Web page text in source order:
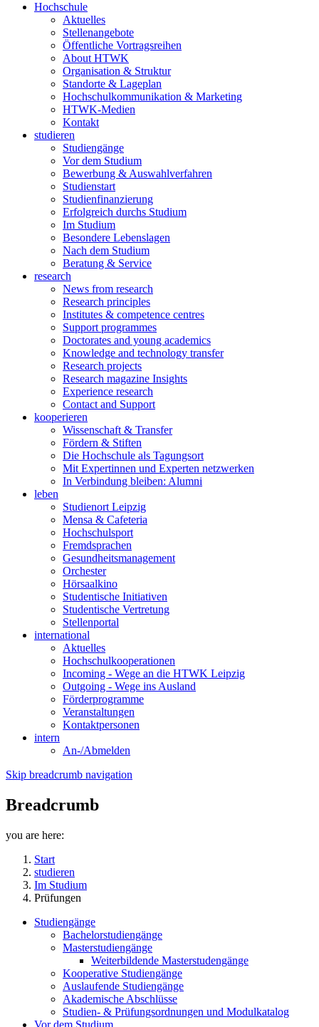
Hochschule
Aktuelles
Stellenangebote
Öffentliche Vortragsreihen
About HTWK
Organisation & Struktur
Standorte & Lageplan
Hochschulkommunikation & Marketing
HTWK-Medien
Kontakt
studieren
Studiengänge
Vor dem Studium
Bewerbung & Auswahlverfahren
Studienstart
Studienfinanzierung
Erfolgreich durchs Studium
Im Studium
Besondere Lebenslagen
Nach dem Studium
Beratung & Service
research
News from research
Research principles
Institutes & competence centres
Support programmes
Doctorates and young academics
Knowledge and technology transfer
Research projects
Research magazine Insights
Experience research
Contact and Support
kooperieren
Wissenschaft & Transfer
Fördern & Stiften
Die Hochschule als Tagungsort
Mit Expertinnen und Experten netzwerken
In Verbindung bleiben: Alumni
leben
Studienort Leipzig
Mensa & Cafeteria
Hochschulsport
Fremdsprachen
Gesundheitsmanagement
Orchester
Hörsaalkino
Studentische Initiativen
Studentische Vertretung
Stellenportal
international
Aktuelles
Hochschulkooperationen
Incoming - Wege an die HTWK Leipzig
Outgoing - Wege ins Ausland
Förderprogramme
Veranstaltungen
Kontaktpersonen
intern
An-/Abmelden
Skip breadcrumb navigation
Breadcrumb
you are here:
Start
studieren
Im Studium
Prüfungen
Studiengänge
Bachelorstudiengänge
Masterstudiengänge
Weiterbildende Masterstudengänge
Kooperative Studiengänge
Auslaufende Studiengänge
Akademische Abschlüsse
Studien- & Prüfungsordnungen und Modulkatalog